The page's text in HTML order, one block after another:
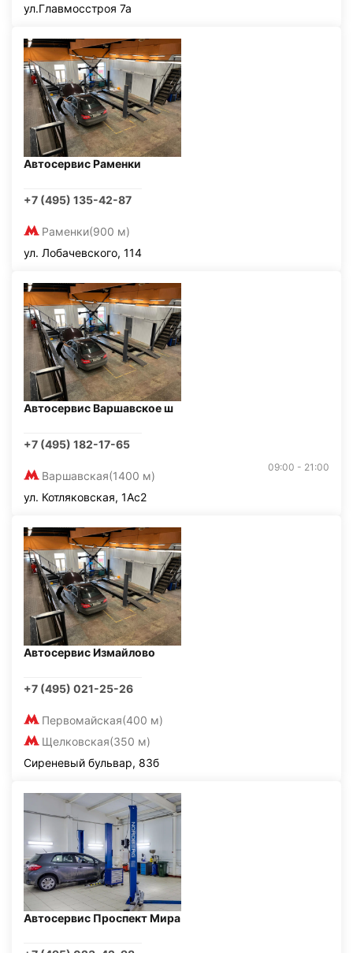
ул.Главмосстроя 7а
Автосервис Раменки
+7 (495) 135-42-87
Раменки(900 м)
ул. Лобачевского, 114
Автосервис Варшавское ш
+7 (495) 182-17-65
Варшавская(1400 м)
09:00 - 21:00
ул. Котляковская, 1Ас2
Автосервис Измайлово
+7 (495) 021-25-26
Первомайская(400 м)
Щелковская(350 м)
Сиреневый бульвар, 83б
Автосервис Проспект Мира